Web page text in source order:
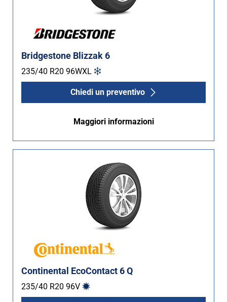
Bridgestone Blizzak 6
235/40 R20 96WXL
Chiedi un preventivo
Maggiori informazioni
Continental EcoContact 6 Q
235/40 R20 96V